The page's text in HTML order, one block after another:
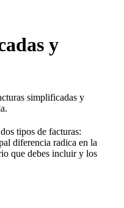
y
simplificadas y
tipos de facturas:
diferencia radica en la
que debes incluir y los